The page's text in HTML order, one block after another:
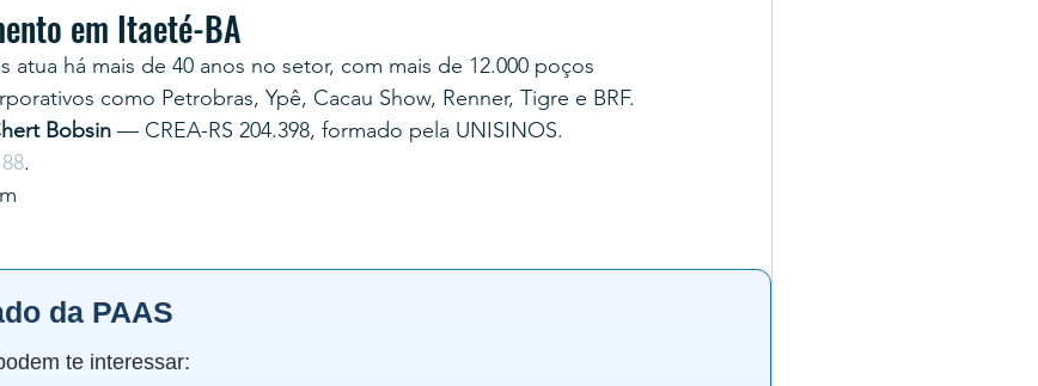
em Itaeté-BA
atua há mais de 40 anos no setor, com mais de 12.000 poços
como Petrobras, Ypê, Cacau Show, Renner, Tigre e BRF.
Bobsin — CREA-RS 204.398, formado pela UNISINOS.
.
da PAAS
te interessar: